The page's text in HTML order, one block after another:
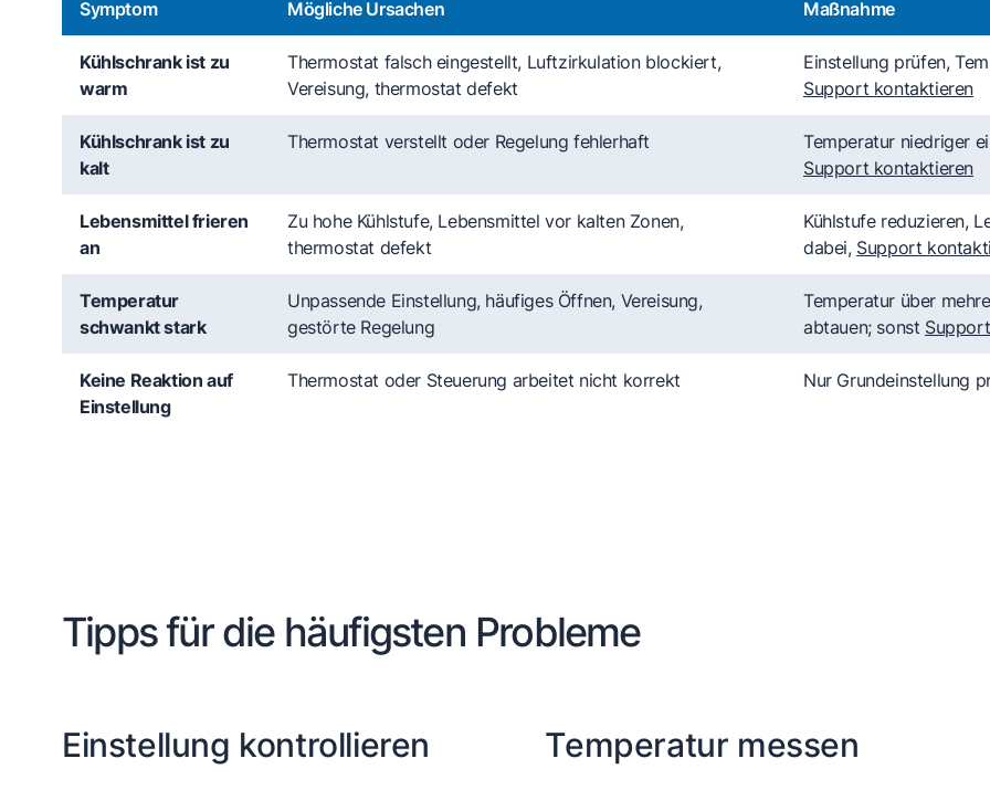
Symptom Mögliche Ursachen Maßnahme
Kühlschrank ist zu
warm
Thermostat falsch eingestellt, Luftzirkulation blockiert,
Vereisung, thermostat defekt
Einstellung prüfen,
Support kontaktieren
Kühlschrank ist zu
kalt
Thermostat verstellt oder Regelung fehlerhaft
Temperatur niedriger
Support kontaktieren
Lebensmittel frieren
an
Zu hohe Kühlstufe, Lebensmittel vor kalten Zonen,
thermostat defekt
Kühlstufe reduzieren,
dabei, Support
Temperatur
schwankt stark
Unpassende Einstellung, häufiges Öffnen, Vereisung,
gestörte Regelung
Temperatur über
abtauen; sonst
Keine Reaktion auf
Einstellung
Thermostat oder Steuerung arbeitet nicht korrekt Nur Grundeinstellung
Tipps für die häufigsten Probleme
Einstellung kontrollieren Temperatur messen